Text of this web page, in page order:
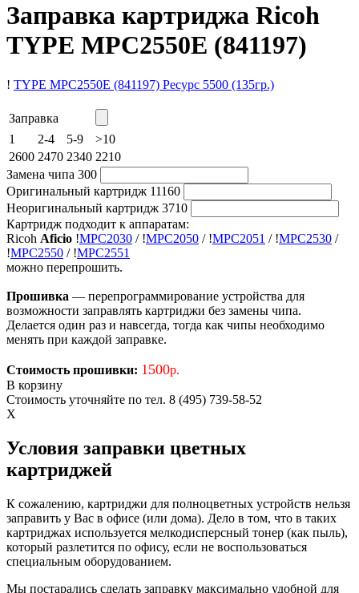
Заправка картриджа Ricoh
TYPE MPC2550E (841197)
! TYPE MPC2550E (841197) Ресурс 5500 (135гр.)
Заправка
1
2-4 5-9
>10
2600 2470 2340 2210
Замена чипа 300
Оригинальный картридж 11160
Неоригинальный картридж 3710
Картридж подходит к аппаратам:
Ricoh Aficio !MPC2030 / !MPC2050 / !MPC2051 / !MPC2530 /
!MPC2550 / !MPC2551
можно перепрошить.
Прошивка — перепрограммирование устройства для
возможности заправлять картриджи без замены чипа.
Делается один раз и навсегда, тогда как чипы необходимо
менять при каждой заправке.
Стоимость прошивки: 1500р.
В корзину
Стоимость уточняйте по тел. 8 (495) 739-58-52
X
Условия заправки цветных
картриджей
К сожалению, картриджи для полноцветных устройств нельзя
заправить у Вас в офисе (или дома). Дело в том, что в таких
картриджах используется мелкодисперсный тонер (как пыль),
который разлетится по офису, если не воспользоваться
специальным оборудованием.
Мы постарались сделать заправку максимально удобной для